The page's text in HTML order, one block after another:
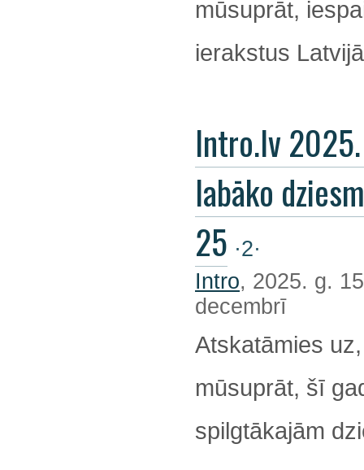
mūsuprāt,
ierakstus
Intro.lv
labāko
25 ·2·
Intro, 2025. g.
decembrī
Atskatāmies uz,
mūsuprāt, šī
spilgtākajām